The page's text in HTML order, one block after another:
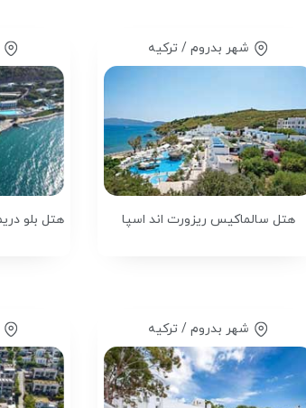
شهر بدروم / ترکیه
هتل سالماکیس ریزورت اند اسپا
شهر بدروم / ترکیه